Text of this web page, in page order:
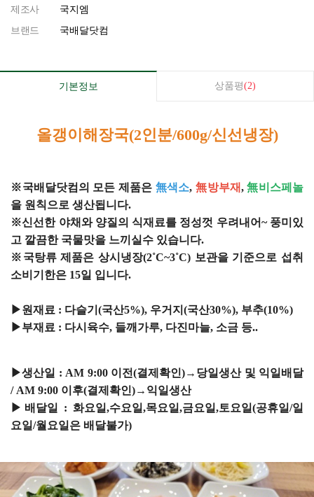
제조사
국지엠
브랜드
국배달닷컴
기본정보 상품평(2)
올갱이해장국(2인분/600g/신선냉장)
※국배달닷컴의 모든 제품은 無색소,無방부재,無비스페놀
을 원칙으로 생산됩니다.
※신선한 야채와 양질의 식재료를 정성껏 우려내어~ 풍미있
고 깔끔한 국물맛을 느끼실수 있습니다.
※국탕류 제품은 상시냉장(2˚C~3˚C) 보관을 기준으로 섭취
소비기한은 15일 입니다.
▶원재료 : 다슬기(국산5%), 우거지(국산30%), 부추(10%)
▶부재료 : 다시육수, 들깨가루, 다진마늘, 소금 등..
▶생산일 : AM 9:00 이전(결제확인)→당일생산 및 익일배달
/ AM 9:00 이후(결제확인)→익일생산
▶배달일 : 화요일,수요일,목요일,금요일,토요일(공휴일/일
요일/월요일은 배달불가)